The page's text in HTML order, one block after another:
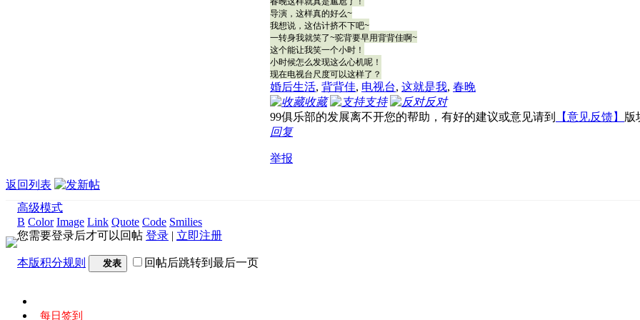
导演，这样真的好么~
我想说，这估计挤不下吧~
一转身我就笑了~驼背要早用背背佳啊~
这个能让我笑一个小时！
小时候怎么发现这么心机呢！
现在电视台尺度可以这样了？
婚后生活, 背背佳, 电视台, 这就是我, 春晚
收藏
支持
反对
99俱乐部的发展离不开您的帮助，有好的建议或意见请到
【意见反馈】 版
回复
举报
返回列表
高级模式
B Color Image Link Quote Code Smilies
您需要登录后才可以回帖 登录 | 立即注册
本版积分规则 发表 回帖后跳转到最后一页
每日签到